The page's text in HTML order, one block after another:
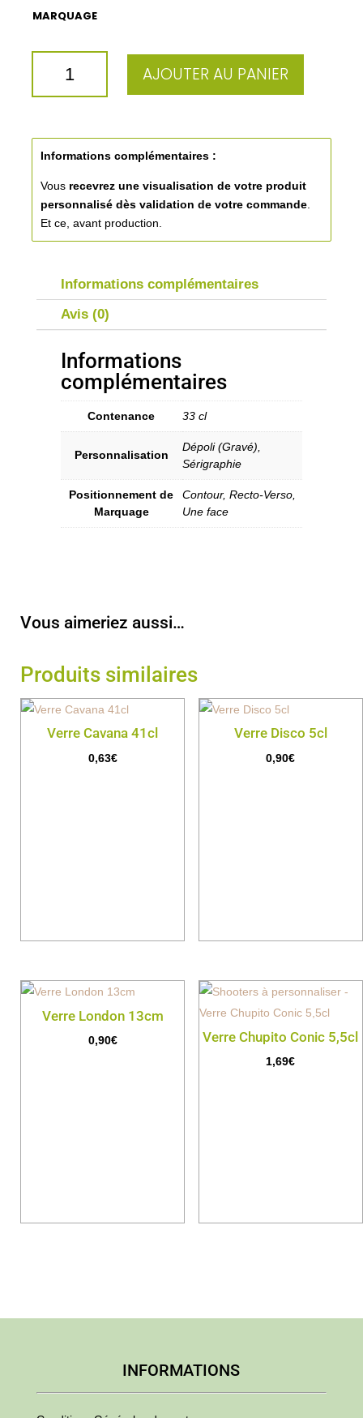
MARQUAGE
GOBELET
AVEC
PAILLE
AJOUTER AU PANIER
Informations complémentaires :
Vous recevrez une visualisation de votre produit
personnalisé dès validation de votre commande.
Et ce, avant production.
Informations complémentaires
Avis (0)
Informations
complémentaires
Contenance 33 cl
Personnalisation
Dépoli (Gravé),
Sérigraphie
Positionnement de
Marquage
Contour, Recto-Verso,
Une face
Vous aimeriez aussi…
Produits similaires
Verre Cavana 41cl
0,63€
Verre Disco 5cl
0,90€
Verre London 13cm
0,90€ Verre Chupito Conic 5,5cl
1,69€
INFORMATIONS